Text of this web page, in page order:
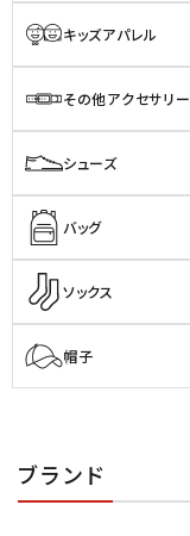
キッズアパレル
その他アクセサリー
シューズ
バッグ
ソックス
帽子
ブランド